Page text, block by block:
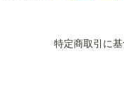
特定商取引に